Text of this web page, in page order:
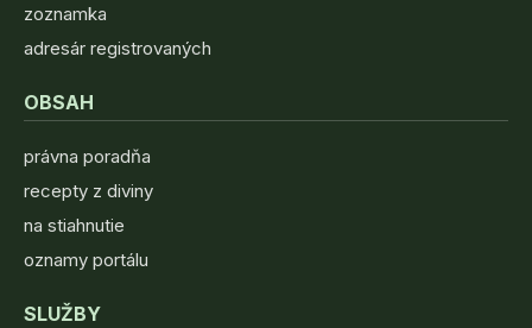
zoznamka
adresár registrovaných
OBSAH
právna poradňa
recepty z diviny
na stiahnutie
oznamy portálu
SLUŽBY